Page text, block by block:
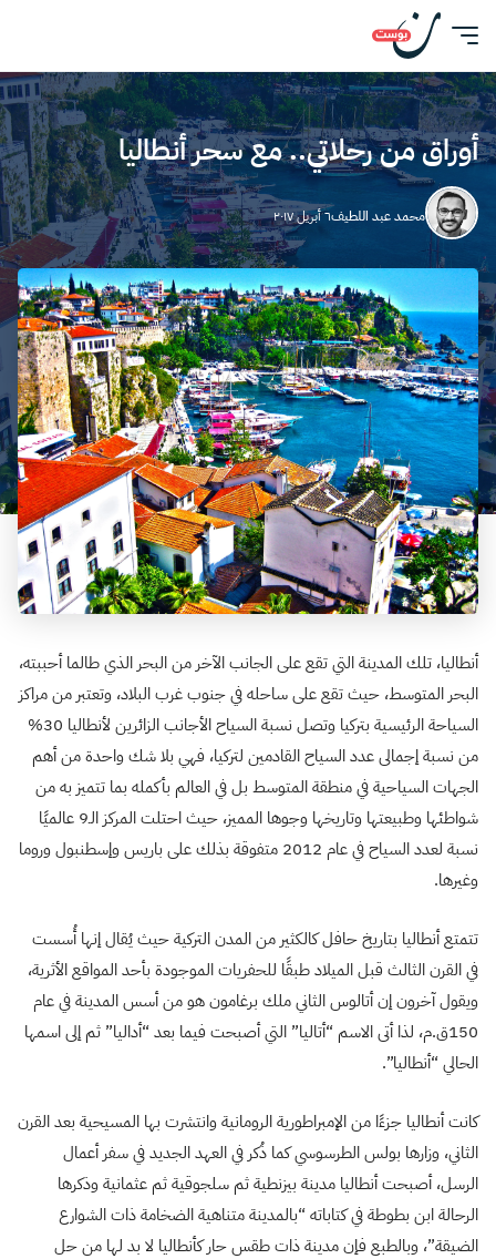
أوراق من رحلاتي.. مع سحر أنطاليا
محمد عبد اللطيف٦ أبريل ٢٠١٧
أنطاليا، تلك المدينة التي تقع على الجانب الآخر من البحر الذي طالما أحببته،
البحر المتوسط، حيث تقع على ساحله في جنوب غرب البلاد، وتعتبر من مراكز
السياحة الرئيسية بتركيا وتصل نسبة السياح الأجانب الزائرين لأنطاليا 30%
من نسبة إجمالى عدد السياح القادمين لتركيا، فهي بلا شك واحدة من أهم
الجهات السياحية في منطقة المتوسط بل في العالم بأكمله بما تتميز به من
شواطئها وطبيعتها وتاريخها وجوها المميز، حيث احتلت المركز الـ9 عالميًا
نسبة لعدد السياح في عام 2012 متفوقة بذلك على باريس وإسطنبول وروما
وغيرها.
تتمتع أنطاليا بتاريخ حافل كالكثير من المدن التركية حيث يُقال إنها أُسست
في القرن الثالث قبل الميلاد طبقًا للحفريات الموجودة بأحد المواقع الأثرية،
ويقول آخرون إن أتالوس الثاني ملك برغامون هو من أسس المدينة في عام
150ق.م، لذا أتى الاسم “أتاليا” التي أصبحت فيما بعد “أداليا” ثم إلى اسمها
الحالي “أنطاليا”.
كانت أنطاليا جزءًا من الإمبراطورية الرومانية وانتشرت بها المسيحية بعد القرن
الثاني، وزارها بولس الطرسوسي كما ذُكر في العهد الجديد في سفر أعمال
الرسل، أصبحت أنطاليا مدينة بيزنطية ثم سلجوقية ثم عثمانية وذكرها
الرحالة ابن بطوطة في كتاباته “بالمدينة متناهية الضخامة ذات الشوارع
الضيقة”، وبالطبع فإن مدينة ذات طقس حار كأنطاليا لا بد لها من حل